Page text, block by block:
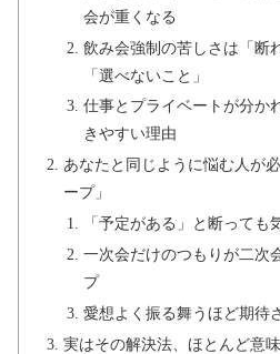
会が重くなる
飲み会強制の苦しさは「断
「選べないこと」
仕事とプライベートが分か
きやすい理由
あなたと同じように悩む人が
ープ」
「予定がある」と断っても
一次会だけのつもりが二次
プ
愛想よく振る舞うほど期待
実はその解決法、ほとんど意